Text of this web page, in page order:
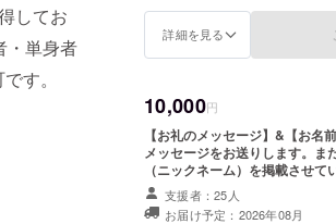
してお
・単身者
す。
詳細を見る
10,000円
【お礼のメッセージ】&【お名
メッセージをお送りします。
（ニックネーム）を掲載させ
から1年間 掲載方法：文字のみ
希望されるお名前をご記入くださ
支援者：25人
お届け予定：2026年08月